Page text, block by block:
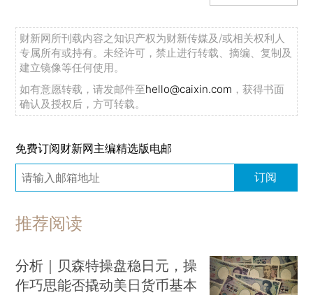
财新网所刊载内容之知识产权为财新传媒及/或相关权利人
专属所有或持有。未经许可，禁止进行转载、摘编、复制及
建立镜像等任何使用。
如有意愿转载，请发邮件至hello@caixin.com ，获得书面
确认及授权后，方可转载。
免费订阅财新网主编精选版电邮
订阅
推荐阅读
分析｜贝森特操盘稳日元，操
作巧思能否撬动美日货币基本